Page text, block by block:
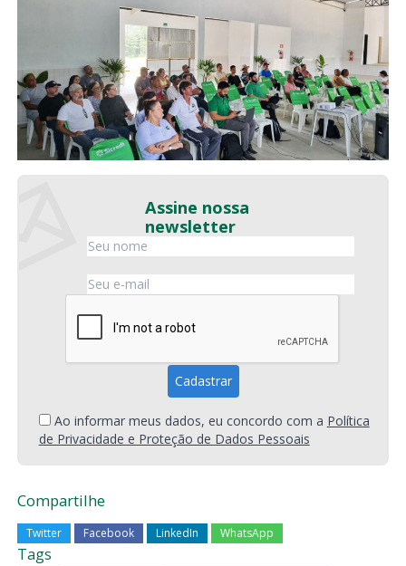
Assine nossa
newsletter
Ao informar meus dados, eu concordo com a Política
de Privacidade e Proteção de Dados Pessoais
Compartilhe
Twitter Facebook LinkedIn WhatsApp
Tags